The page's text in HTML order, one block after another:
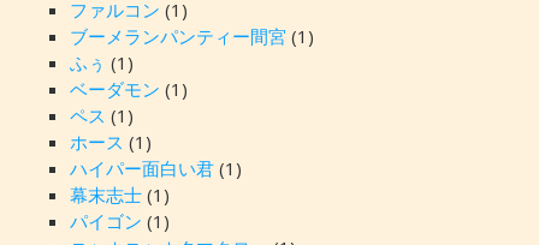
ファルコン (1)
ブーメランパンティー間宮 (1)
ふぅ (1)
ベーダモン (1)
ペス (1)
ホース (1)
ハイパー面白い君(1)
幕末志士(1)
パイゴン (1)